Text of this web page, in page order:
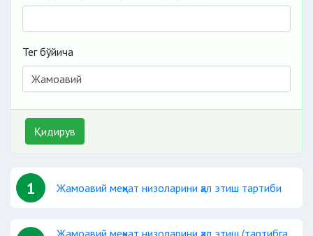
Тег бўйича
Қидирув
1 Жамоавий меҳнат низоларини ҳал этиш тартиби
Жамоавий меҳнат низоларини ҳал этиш (тартибга